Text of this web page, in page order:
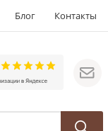
Блог Контакты